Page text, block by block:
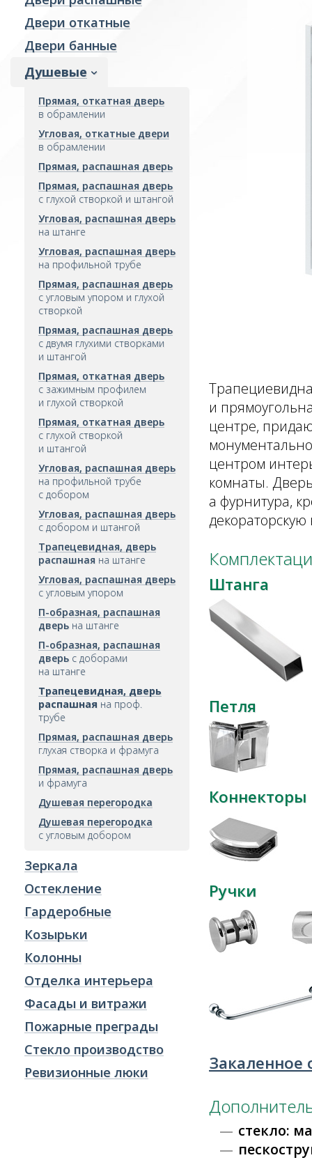
Гардеробные
Фасады и витражи
Пожарные преграды
Ревизионные люки
Двери откатные
Двери банные
Душевые
Прямая, откатная дверь
в обрамлении
Угловая, откатные двери
в обрамлении
Прямая, распашная дверь
Прямая, распашная дверь
с глухой створкой и штангой
Угловая, распашная дверь
на штанге
Угловая, распашная дверь
на профильной трубе
Прямая, распашная дверь
с угловым упором и глухой
створкой
Прямая, распашная дверь
с двумя глухими створками
и штангой
Прямая, откатная дверь
с зажимным профилем
и глухой створкой
Прямая, откатная дверь
с глухой створкой
и штангой
Угловая, распашная дверь
на профильной трубе
с добором
Угловая, распашная дверь
с добором и штангой
Трапецевидная, дверь
распашная на штанге
Угловая, распашная дверь
с угловым упором
П-образная, распашная
дверь на штанге
П-образная, распашная
дверь с доборами
на штанге
Трапецевидная, дверь
распашная на проф.
трубе
Прямая, распашная дверь
глухая створка и фрамуга
Прямая, распашная дверь
и фрамуга
Душевая перегородка
Душевая перегородка
с угловым добором
Зеркала
Остекление
Гардеробные
Козырьки
Колонны
Отделка интерьера
Фасады и витражи
Пожарные преграды
Стекло производство
Ревизионные люки
и
центре,
центром
комнаты.
а фурнитура,
декораторскую
Штанга
Петля
Коннекторы
Ручки
стекло: